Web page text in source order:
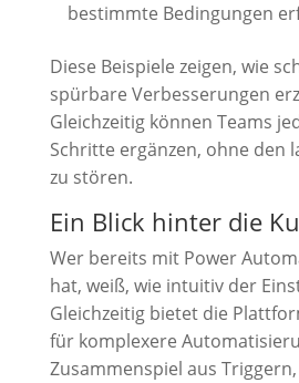
bestimmte Bedingungen
Diese Beispiele zeigen, wie
spürbare Verbesserungen
Gleichzeitig können Teams
Schritte ergänzen, ohne den
zu stören.
Ein Blick hinter die
Wer bereits mit Power
hat, weiß, wie intuitiv der
Gleichzeitig bietet die
für komplexere
Zusammenspiel aus